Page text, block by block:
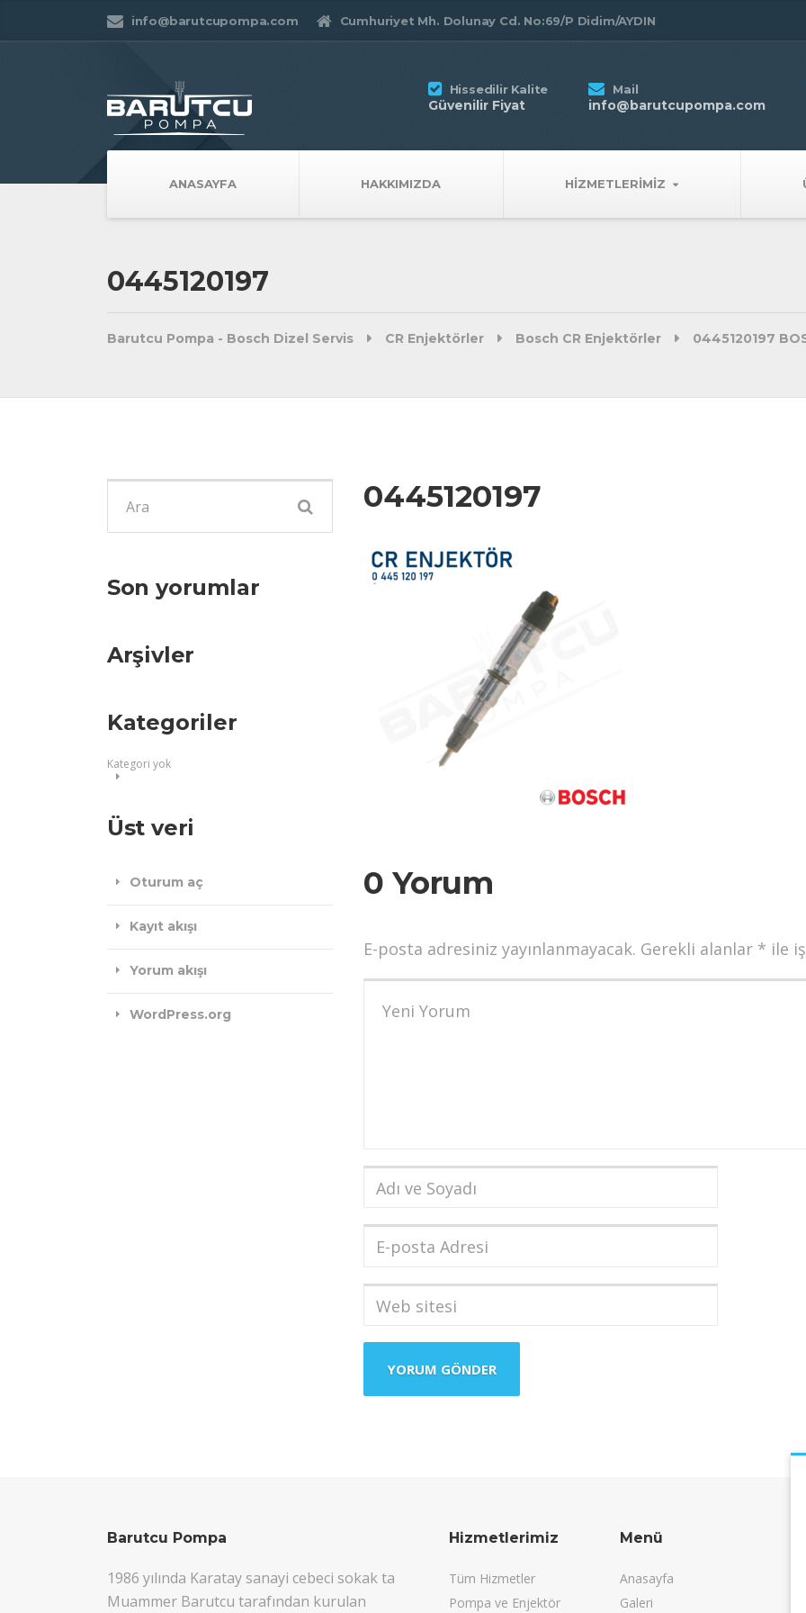
info@barutcupompa.com Cumhuriyet Mh. Dolunay Cd. No:69/P Didim/AYDIN
ANASAYFA HAKKIMIZDA HIZMETLERIMIZ
Hissedilir Kalite
Güvenilir Fiyat
Mail
info@barutcupompa.com
0445120197
Barutcu Pompa - Bosch Dizel Servis CR Enjektörler Bosch CR Enjektörler 0445120197
0445120197
0 Yorum
E-posta adresiniz yayınlanmayacak. Gerekli alanlar * ile
Adı
Soyadı*
Adresi*
Web
ara:
Son yorumlar
Arşivler
Kategoriler
Kategori yok
Üst veri
Oturum aç
Kayıt akışı
Yorum akışı
WordPress.org
Barutcu Pompa
1986 yılında Karatay sanayi cebeci sokak ta
Muammer Barutcu tarafından kurulan
Hizmetlerimiz
Tüm Hizmetler
Pompa ve Enjektör
Menü
Anasayfa
Galeri